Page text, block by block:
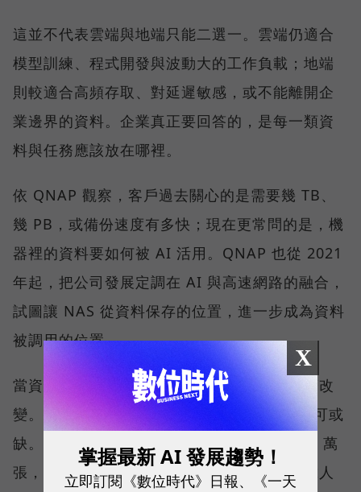
這並不代表雲端與地端只能二選一。雲端仍適合
模型訓練、程式開發與波動大的工作負載；地端
則較適合高頻存取、對延遲敏感，或不能離開企
業邊界的資料。企業真正要回答的，是每一類資
料與任務應該放在哪裡。
依 QNAP 觀察，客戶過去關心的是需要幾 TB、
幾 PB，或備份速度有多快；現在更常問的是，機
器裡的資料要如何被 AI 活用。QNAP 也從 2021
年起，把公司發展定調在 AI 與高速網路的融合，
試圖讓 NAS 從資料保存的位置，進一步成為資料
被調用的位置。
當資料量持續擴大，搜尋與管理方式也會跟著改
變。「在 NAS 裡放入 AI Agent 會越來越不可或
缺。」劉文義舉例，當照片累積到 10 萬、20 萬
張，要找出其中幾張特定畫面，已不可能只靠人
X
掌握最新 AI 發展趨勢！
立即訂閱《數位時代》日報、《一天